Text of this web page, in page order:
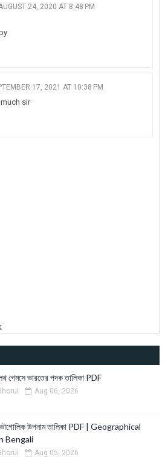
24, 2020 AT 8:48 PM
17, 2021 AT 10:38 PM
sir
গেমসে ভারতের পদক তালিকা PDF
Aug 06, 2026
ভৌগোলিক উপনাম তালিকা PDF | Geographical
Bengali
Aug 05, 2026